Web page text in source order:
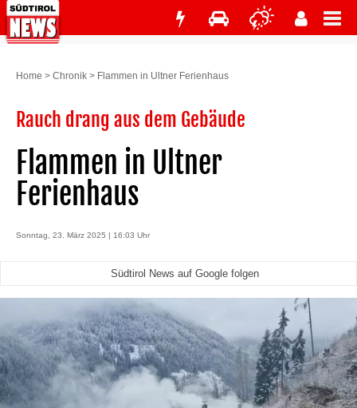
Home > Chronik > Flammen in Ultner Ferienhaus
Rauch drang aus dem Gebäude
Flammen in Ultner
Ferienhaus
Sonntag, 23. März 2025 | 16:03 Uhr
Südtirol News auf Google folgen